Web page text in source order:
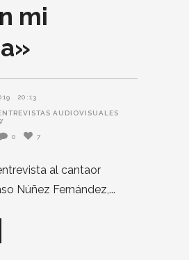
mi
20:13
AUDIOVISUALES
0 7
al cantaor
Núñez Fernández,